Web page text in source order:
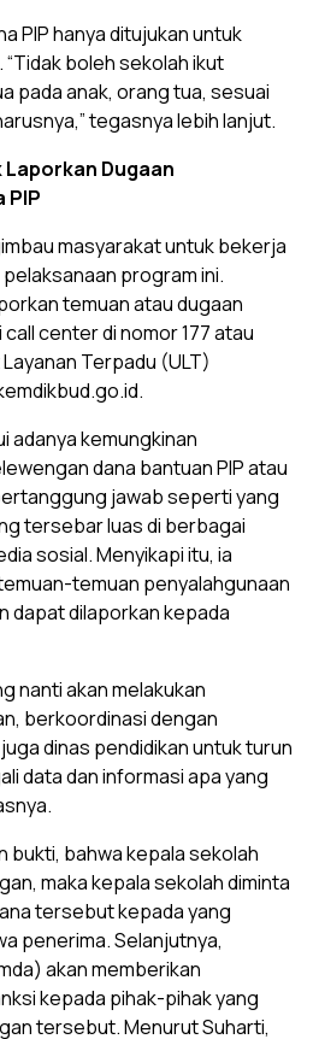
PIP hanya ditujukan untuk
boleh sekolah ikut
pada anak, orang tua, sesuai
tegasnya lebih lanjut.
Laporkan Dugaan
PIP
masyarakat untuk bekerja
program ini.
temuan atau dugaan
center di nomor 177 atau
Terpadu (ULT)
adanya kemungkinan
dana bantuan PIP atau
jawab seperti yang
tersebar luas di berbagai
sosial. Menyikapi itu, ia
temuan penyalahgunaan
dapat dilaporkan kepada
nanti akan melakukan
berkoordinasi dengan
dinas pendidikan untuk turun
data dan informasi apa yang
bukti, bahwa kepala sekolah
maka kepala sekolah diminta
tersebut kepada yang
penerima. Selanjutnya,
akan memberikan
kepada pihak-pihak yang
tersebut. Menurut Suharti,